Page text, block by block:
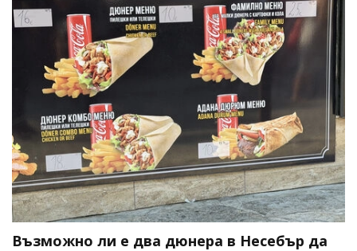
Възможно ли е два дюнера в Несебър да